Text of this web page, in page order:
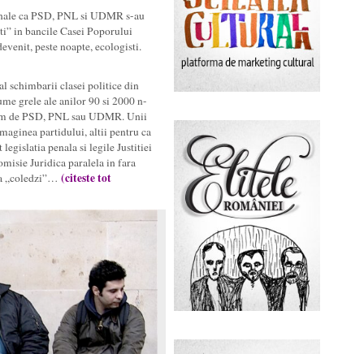
ca PSD, PNL si UDMR s-au
in bancile Casei Poporului
peste noapte, ecologisti.
schimbarii clasei politice din
grele ale anilor 90 si 2000 n-
de PSD, PNL sau UDMR. Unii
partidului, altii pentru ca
penala si legile Justitiei
Juridica paralela in fara
„coledzi”… (citeste tot